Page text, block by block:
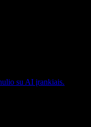
su AI įrankiais.